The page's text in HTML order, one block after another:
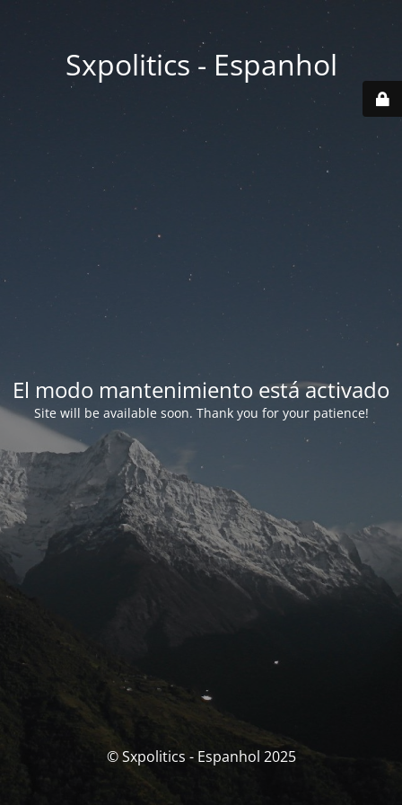
Sxpolitics - Espanhol
El modo mantenimiento está activado
Site will be available soon. Thank you for your patience!
© Sxpolitics - Espanhol 2025